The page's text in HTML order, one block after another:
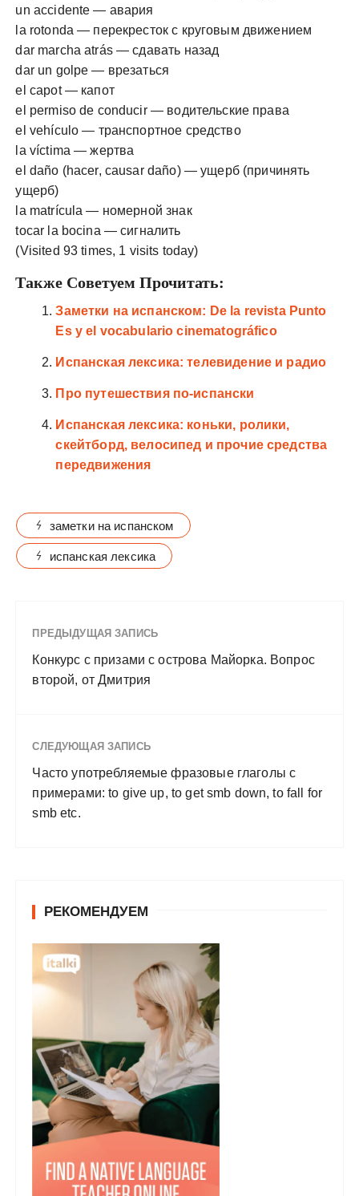
un accidente — авария
la rotonda — перекресток с круговым движением
dar marcha atrás — сдавать назад
dar un golpe — врезаться
el capot — капот
el permiso de conducir — водительские права
el vehículo — транспортное средство
la víctima — жертва
el daño (hacer, causar daño) — ущерб (причинять
ущерб)
la matrícula — номерной знак
tocar la bocina — сигналить
(Visited 93 times, 1 visits today)
Также Советуем Прочитать:
Заметки на испанском: De la revista Punto
Es y el vocabulario cinematográfico
Испанская лексика: телевидение и радио
Про путешествия по-испански
Испанская лексика: коньки, ролики,
скейтборд, велосипед и прочие средства
передвижения
заметки на испанском
испанская лексика
ПРЕДЫДУЩАЯ ЗАПИСЬ
Конкурс с призами с острова Майорка. Вопрос
второй, от Дмитрия
СЛЕДУЮЩАЯ ЗАПИСЬ
Часто употребляемые фразовые глаголы с
примерами: to give up, to get smb down, to fall for
smb etc.
РЕКОМЕНДУЕМ